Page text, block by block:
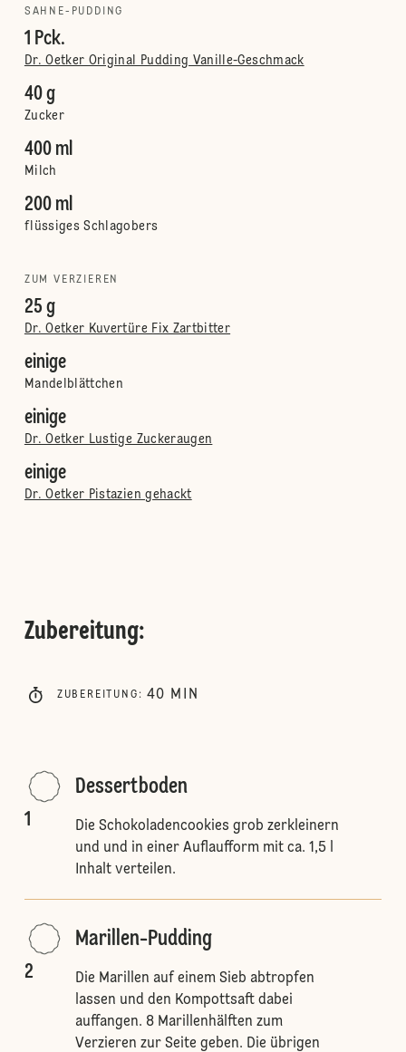
SAHNE-PUDDING
1 Pck.
Dr. Oetker Original Pudding Vanille-Geschmack
40 g
Zucker
400 ml
Milch
200 ml
flüssiges Schlagobers
ZUM VERZIEREN
25 g
Dr. Oetker Kuvertüre Fix Zartbitter
einige
Mandelblättchen
einige
Dr. Oetker Lustige Zuckeraugen
einige
Dr. Oetker Pistazien gehackt
Zubereitung:
ZUBEREITUNG : 40 MIN
1
Dessertboden
Die Schokoladencookies grob zerkleinern
und und in einer Auflaufform mit ca. 1,5 l
Inhalt verteilen.
2
Marillen-Pudding
Die Marillen auf einem Sieb abtropfen
lassen und den Kompottsaft dabei
auffangen. 8 Marillenhälften zum
Verzieren zur Seite geben. Die übrigen